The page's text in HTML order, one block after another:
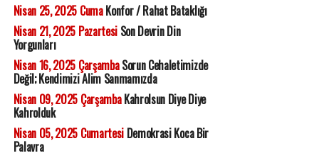
Nisan 25, 2025 CumaKonfor / Rahat Bataklığı
Nisan 21, 2025 PazartesiSon Devrin Din
Yorgunları
Nisan 16, 2025 ÇarşambaSorun Cehaletimizde
Değil; Kendimizi Alim Sanmamızda
Nisan 09, 2025 ÇarşambaKahrolsun Diye Diye
Kahrolduk
Nisan 05, 2025 CumartesiDemokrasi Koca Bir
Palavra